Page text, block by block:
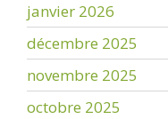
janvier 2026
décembre 2025
novembre 2025
octobre 2025